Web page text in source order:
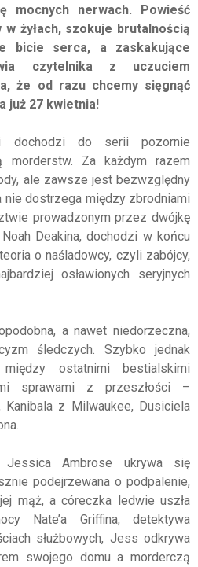
mocnych nerwach. Powieść
żyłach, szokuje brutalnością
bicie serca, a zaskakujące
czytelnika z uczuciem
że od razu chcemy sięgnąć
już 27 kwietnia!
dochodzi do serii pozornie
morderstw. Za każdym razem
ale zawsze jest bezwzględny
nie dostrzega między zbrodniami
prowadzonym przez dwójkę
Deakina, dochodzi w końcu
o naśladowcy, czyli zabójcy,
osławionych seryjnych
a nawet niedorzeczna,
śledczych. Szybko jednak
ostatnimi bestialskimi
sprawami z przeszłości –
Kanibala z Milwaukee, Dusiciela
Ambrose ukrywa się
podejrzewana o podpalenie,
mąż, a córeczka ledwie uszła
Nate’a Griffina, detektywa
służbowych, Jess odkrywa
swojego domu a morderczą